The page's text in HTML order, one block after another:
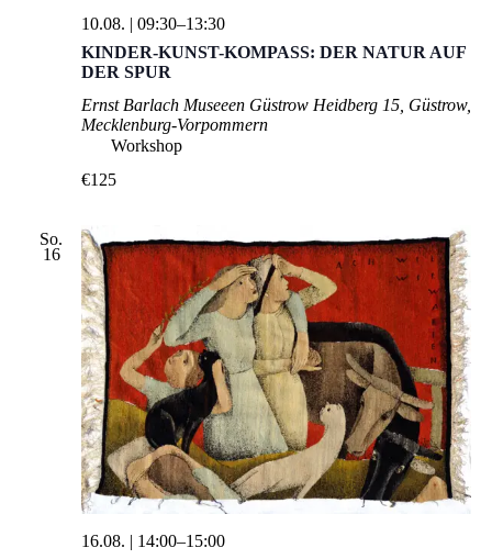
KINDER-KUNST-KOMPASS: DER NATUR AUF
DER SPUR
10.08. | 09:30–13:30
Ernst Barlach Museeen Güstrow Heidberg 15, Güstrow,
Mecklenburg-Vorpommern
Workshop
€125
So.
16
16.08. | 14:00–15:00